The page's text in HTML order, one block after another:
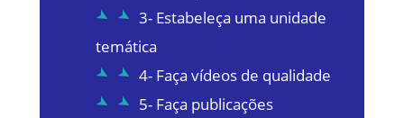
3- Estabeleça uma unidade
temática
4- Faça vídeos de qualidade
5- Faça publicações